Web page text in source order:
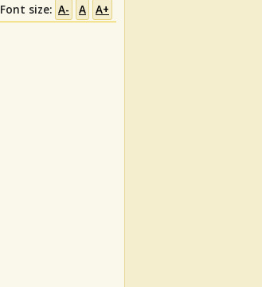
Font size: A- A A+